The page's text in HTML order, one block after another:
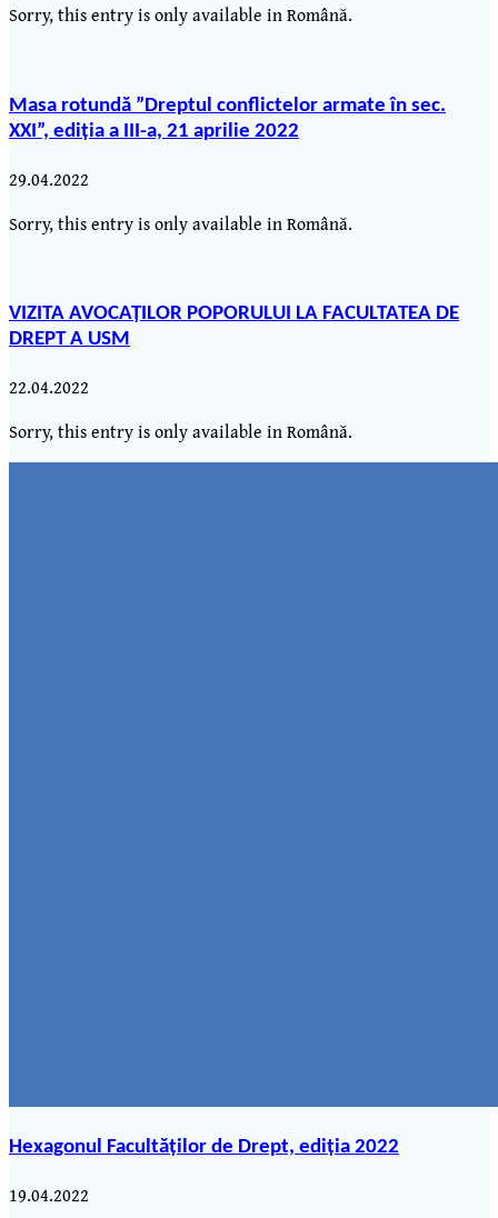
Sorry, this entry is only available in Română.
Masa rotundă ”Dreptul conflictelor armate în sec.
XXI”, ediția a III-a, 21 aprilie 2022
29.04.2022
Sorry, this entry is only available in Română.
VIZITA AVOCAȚILOR POPORULUI LA FACULTATEA DE
DREPT A USM
22.04.2022
Sorry, this entry is only available in Română.
Hexagonul Facultăților de Drept, ediția 2022
19.04.2022